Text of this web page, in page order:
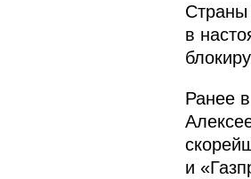
Страны
в
Ранее
и